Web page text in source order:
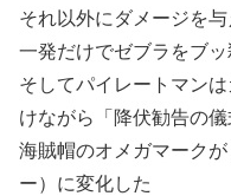
それ以外にダメージを
一発だけでゼブラをブ
そしてパイレートマン
けながら「降伏勧告の
海賊帽のオメガマーク
ー）に変化した